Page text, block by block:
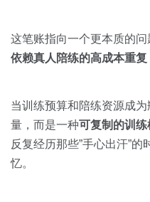
金融
按角色
销售人员
全部
销售会话智能
这笔账指向一个更本质的问
依赖真人陪练的高成本重复
当训练预算和陪练资源成
量，而是一种可复制的训练
反复经历那些”手心出汗”
忆。